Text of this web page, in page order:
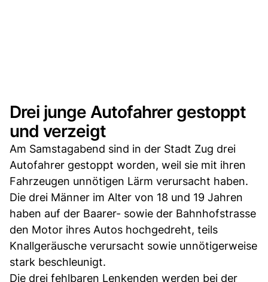
Drei junge Autofahrer gestoppt
und verzeigt
Am Samstagabend sind in der Stadt Zug drei
Autofahrer gestoppt worden, weil sie mit ihren
Fahrzeugen unnötigen Lärm verursacht haben.
Die drei Männer im Alter von 18 und 19 Jahren
haben auf der Baarer- sowie der Bahnhofstrasse
den Motor ihres Autos hochgedreht, teils
Knallgeräusche verursacht sowie unnötigerweise
stark beschleunigt.
Die drei fehlbaren Lenkenden werden bei der